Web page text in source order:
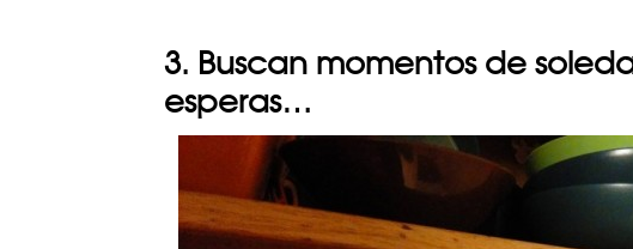
3. Buscan momentos de
esperas…